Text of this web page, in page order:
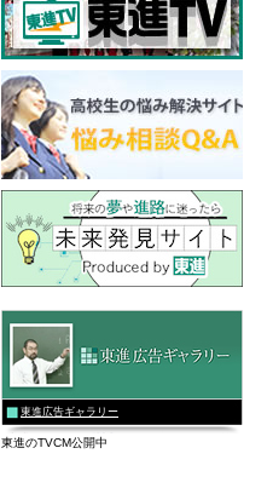
東進広告ギャラリー
東進のTVCM公開中